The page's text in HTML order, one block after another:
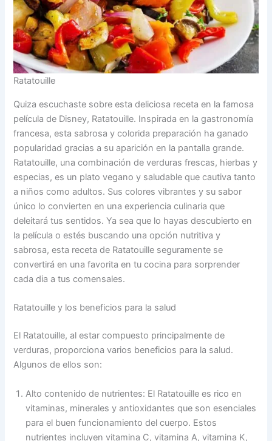
Ratatouille
Quiza escuchaste sobre esta deliciosa receta en la famosa
película de Disney, Ratatouille. Inspirada en la gastronomía
francesa, esta sabrosa y colorida preparación ha ganado
popularidad gracias a su aparición en la pantalla grande.
Ratatouille, una combinación de verduras frescas, hierbas y
especias, es un plato vegano y saludable que cautiva tanto
a niños como adultos. Sus colores vibrantes y su sabor
único lo convierten en una experiencia culinaria que
deleitará tus sentidos. Ya sea que lo hayas descubierto en
la película o estés buscando una opción nutritiva y
sabrosa, esta receta de Ratatouille seguramente se
convertirá en una favorita en tu cocina para sorprender
cada dia a tus comensales.
Ratatouille y los beneficios para la salud
El Ratatouille, al estar compuesto principalmente de
verduras, proporciona varios beneficios para la salud.
Algunos de ellos son:
Alto contenido de nutrientes: El Ratatouille es rico en
vitaminas, minerales y antioxidantes que son esenciales
para el buen funcionamiento del cuerpo. Estos
nutrientes incluyen vitamina C, vitamina A, vitamina K,